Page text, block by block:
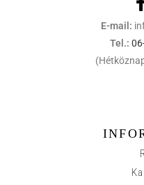
E-mail:
Tel.: